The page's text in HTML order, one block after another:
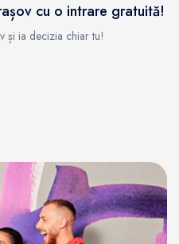
cu o intrare gratuită!
și ia decizia chiar tu!